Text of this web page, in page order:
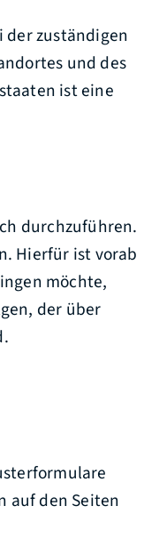
der zuständigen
und des
ist eine
durchzuführen.
Hierfür ist vorab
möchte,
der über
auf den Seiten